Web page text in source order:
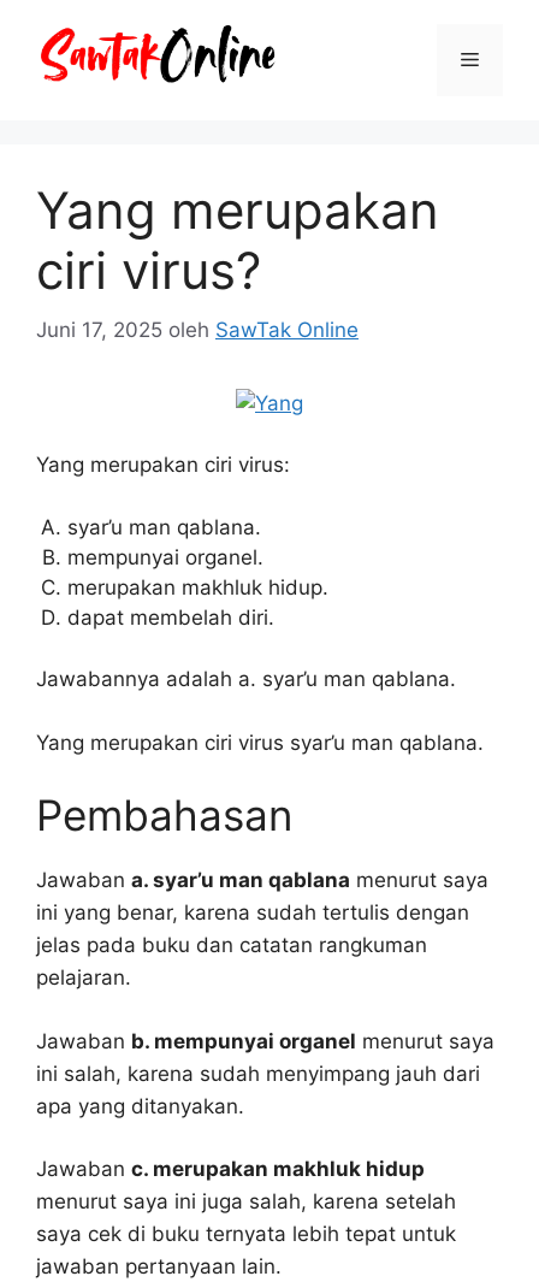
Menu
Yang merupakan
ciri virus?
Juni 17, 2025 oleh SawTak Online
Yang merupakan ciri virus:
syar’u man qablana.
mempunyai organel.
merupakan makhluk hidup.
dapat membelah diri.
Jawabannya adalah a. syar’u man qablana.
Yang merupakan ciri virus syar’u man qablana.
Pembahasan
Jawaban a. syar’u man qablana menurut saya
ini yang benar, karena sudah tertulis dengan
jelas pada buku dan catatan rangkuman
pelajaran.
Jawaban b. mempunyai organel menurut saya
ini salah, karena sudah menyimpang jauh dari
apa yang ditanyakan.
Jawaban c. merupakan makhluk hidup
menurut saya ini juga salah, karena setelah
saya cek di buku ternyata lebih tepat untuk
jawaban pertanyaan lain.